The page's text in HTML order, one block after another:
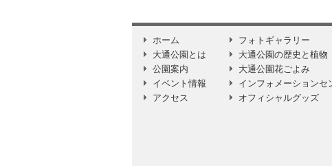
ホーム
大通公園とは
公園案内
イベント情報
アクセス
フォトギャラリー
大通公園の歴史と植物
大通公園花ごよみ
インフォメーションセ
オフィシャルグッズ